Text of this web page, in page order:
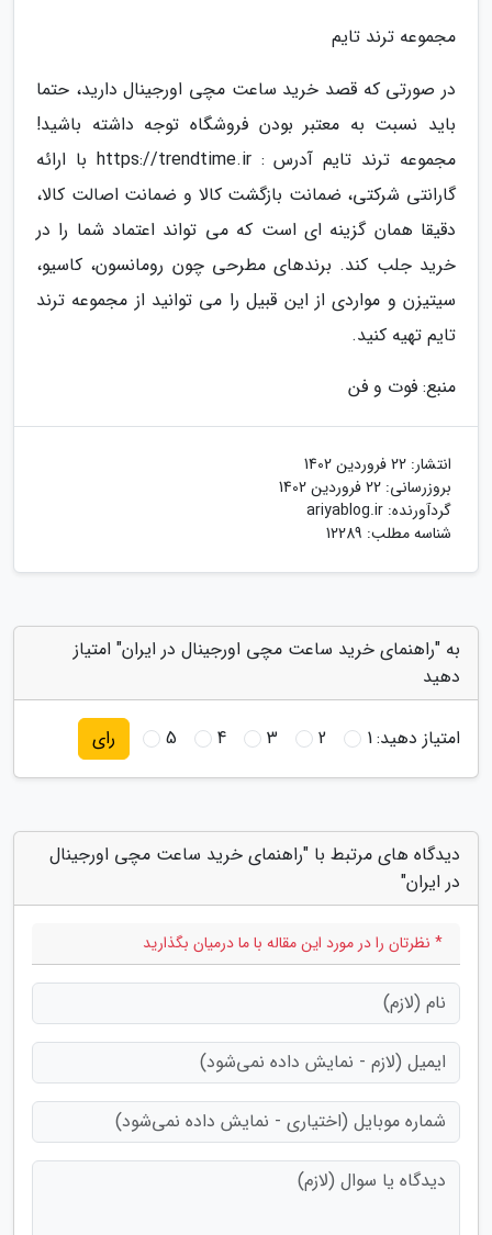
مجموعه ترند تایم
در صورتی که قصد خرید ساعت مچی اورجینال دارید، حتما
باید نسبت به معتبر بودن فروشگاه توجه داشته باشید!
مجموعه ترند تایم آدرس : https://trendtime.ir با ارائه
گارانتی شرکتی، ضمانت بازگشت کالا و ضمانت اصالت کالا،
دقیقا همان گزینه ای است که می تواند اعتماد شما را در
خرید جلب کند. برندهای مطرحی چون رومانسون، کاسیو،
سیتیزن و مواردی از این قبیل را می توانید از مجموعه ترند
تایم تهیه کنید.
منبع: فوت و فن
انتشار: 22 فروردین 1402
بروزرسانی: 22 فروردین 1402
گردآورنده: ariyablog.ir
شناسه مطلب: 12289
به "راهنمای خرید ساعت مچی اورجینال در ایران" امتیاز
دهید
امتیاز دهید:1
2
3
4
5 رای
دیدگاه های مرتبط با "راهنمای خرید ساعت مچی اورجینال
در ایران"
* نظرتان را در مورد این مقاله با ما درمیان بگذارید